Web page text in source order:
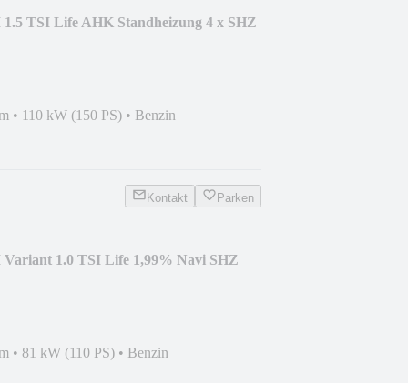
TSI Life AHK Standheizung 4 x SHZ
• 110 kW (150 PS) • Benzin
Kontakt Parken
1.0 TSI Life 1,99% Navi SHZ
• 81 kW (110 PS) • Benzin